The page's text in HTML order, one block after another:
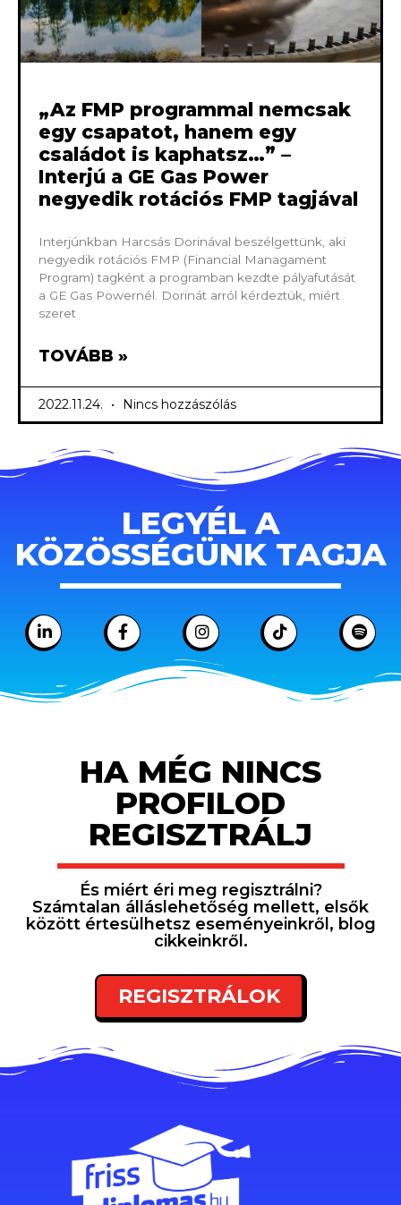
„Az FMP programmal nemcsak
egy csapatot, hanem egy
családot is kaphatsz…” –
Interjú a GE Gas Power
negyedik rotációs FMP tagjával
Interjúnkban Harcsás Dorinával beszélgettünk, aki
negyedik rotációs FMP (Financial Managament
Program) tagként a programban kezdte pályafutását
a GE Gas Powernél. Dorinát arról kérdeztük, miért
szeret
TOVÁBB »
2022.11.24. Nincs hozzászólás
LEGYÉL A
KÖZÖSSÉGÜNK TAGJA
HA MÉG NINCS
PROFILOD
REGISZTRÁLJ
És miért éri meg regisztrálni?
Számtalan álláslehetőség mellett, elsők
között értesülhetsz eseményeinkről, blog
cikkeinkről.
REGISZTRÁLOK